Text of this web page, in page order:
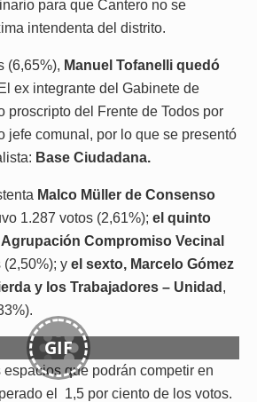
para que Cantero no se
intendenta del distrito.
(6,65%), Manuel Tofanelli quedó
ex integrante del Gabinete de
proscripto del Frente de Todos por
jefe comunal, por lo que se presentó
Base Ciudadana.
Malco Müller de Consenso
1.287 votos (2,61%); el quinto
Compromiso Vecinal
y el sexto, Marcelo Gómez
y los Trabajadores – Unidad ,
GIF
que podrán competir en
el 1,5 por ciento de los votos.